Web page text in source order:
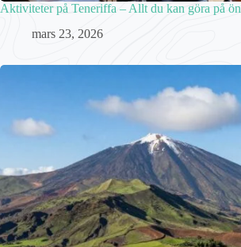
Aktiviteter på Teneriffa – Allt du kan göra på ön
mars 23, 2026